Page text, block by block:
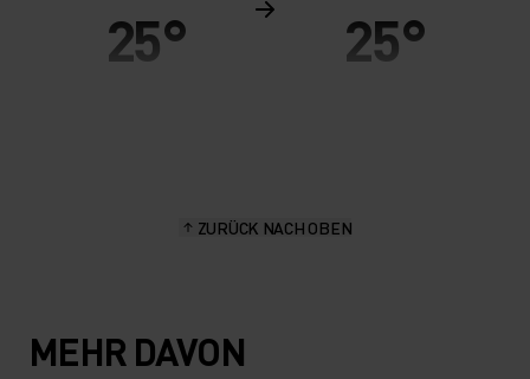
25°
5°
25°
ZURÜCK NACH OBEN
MEHR DAVON